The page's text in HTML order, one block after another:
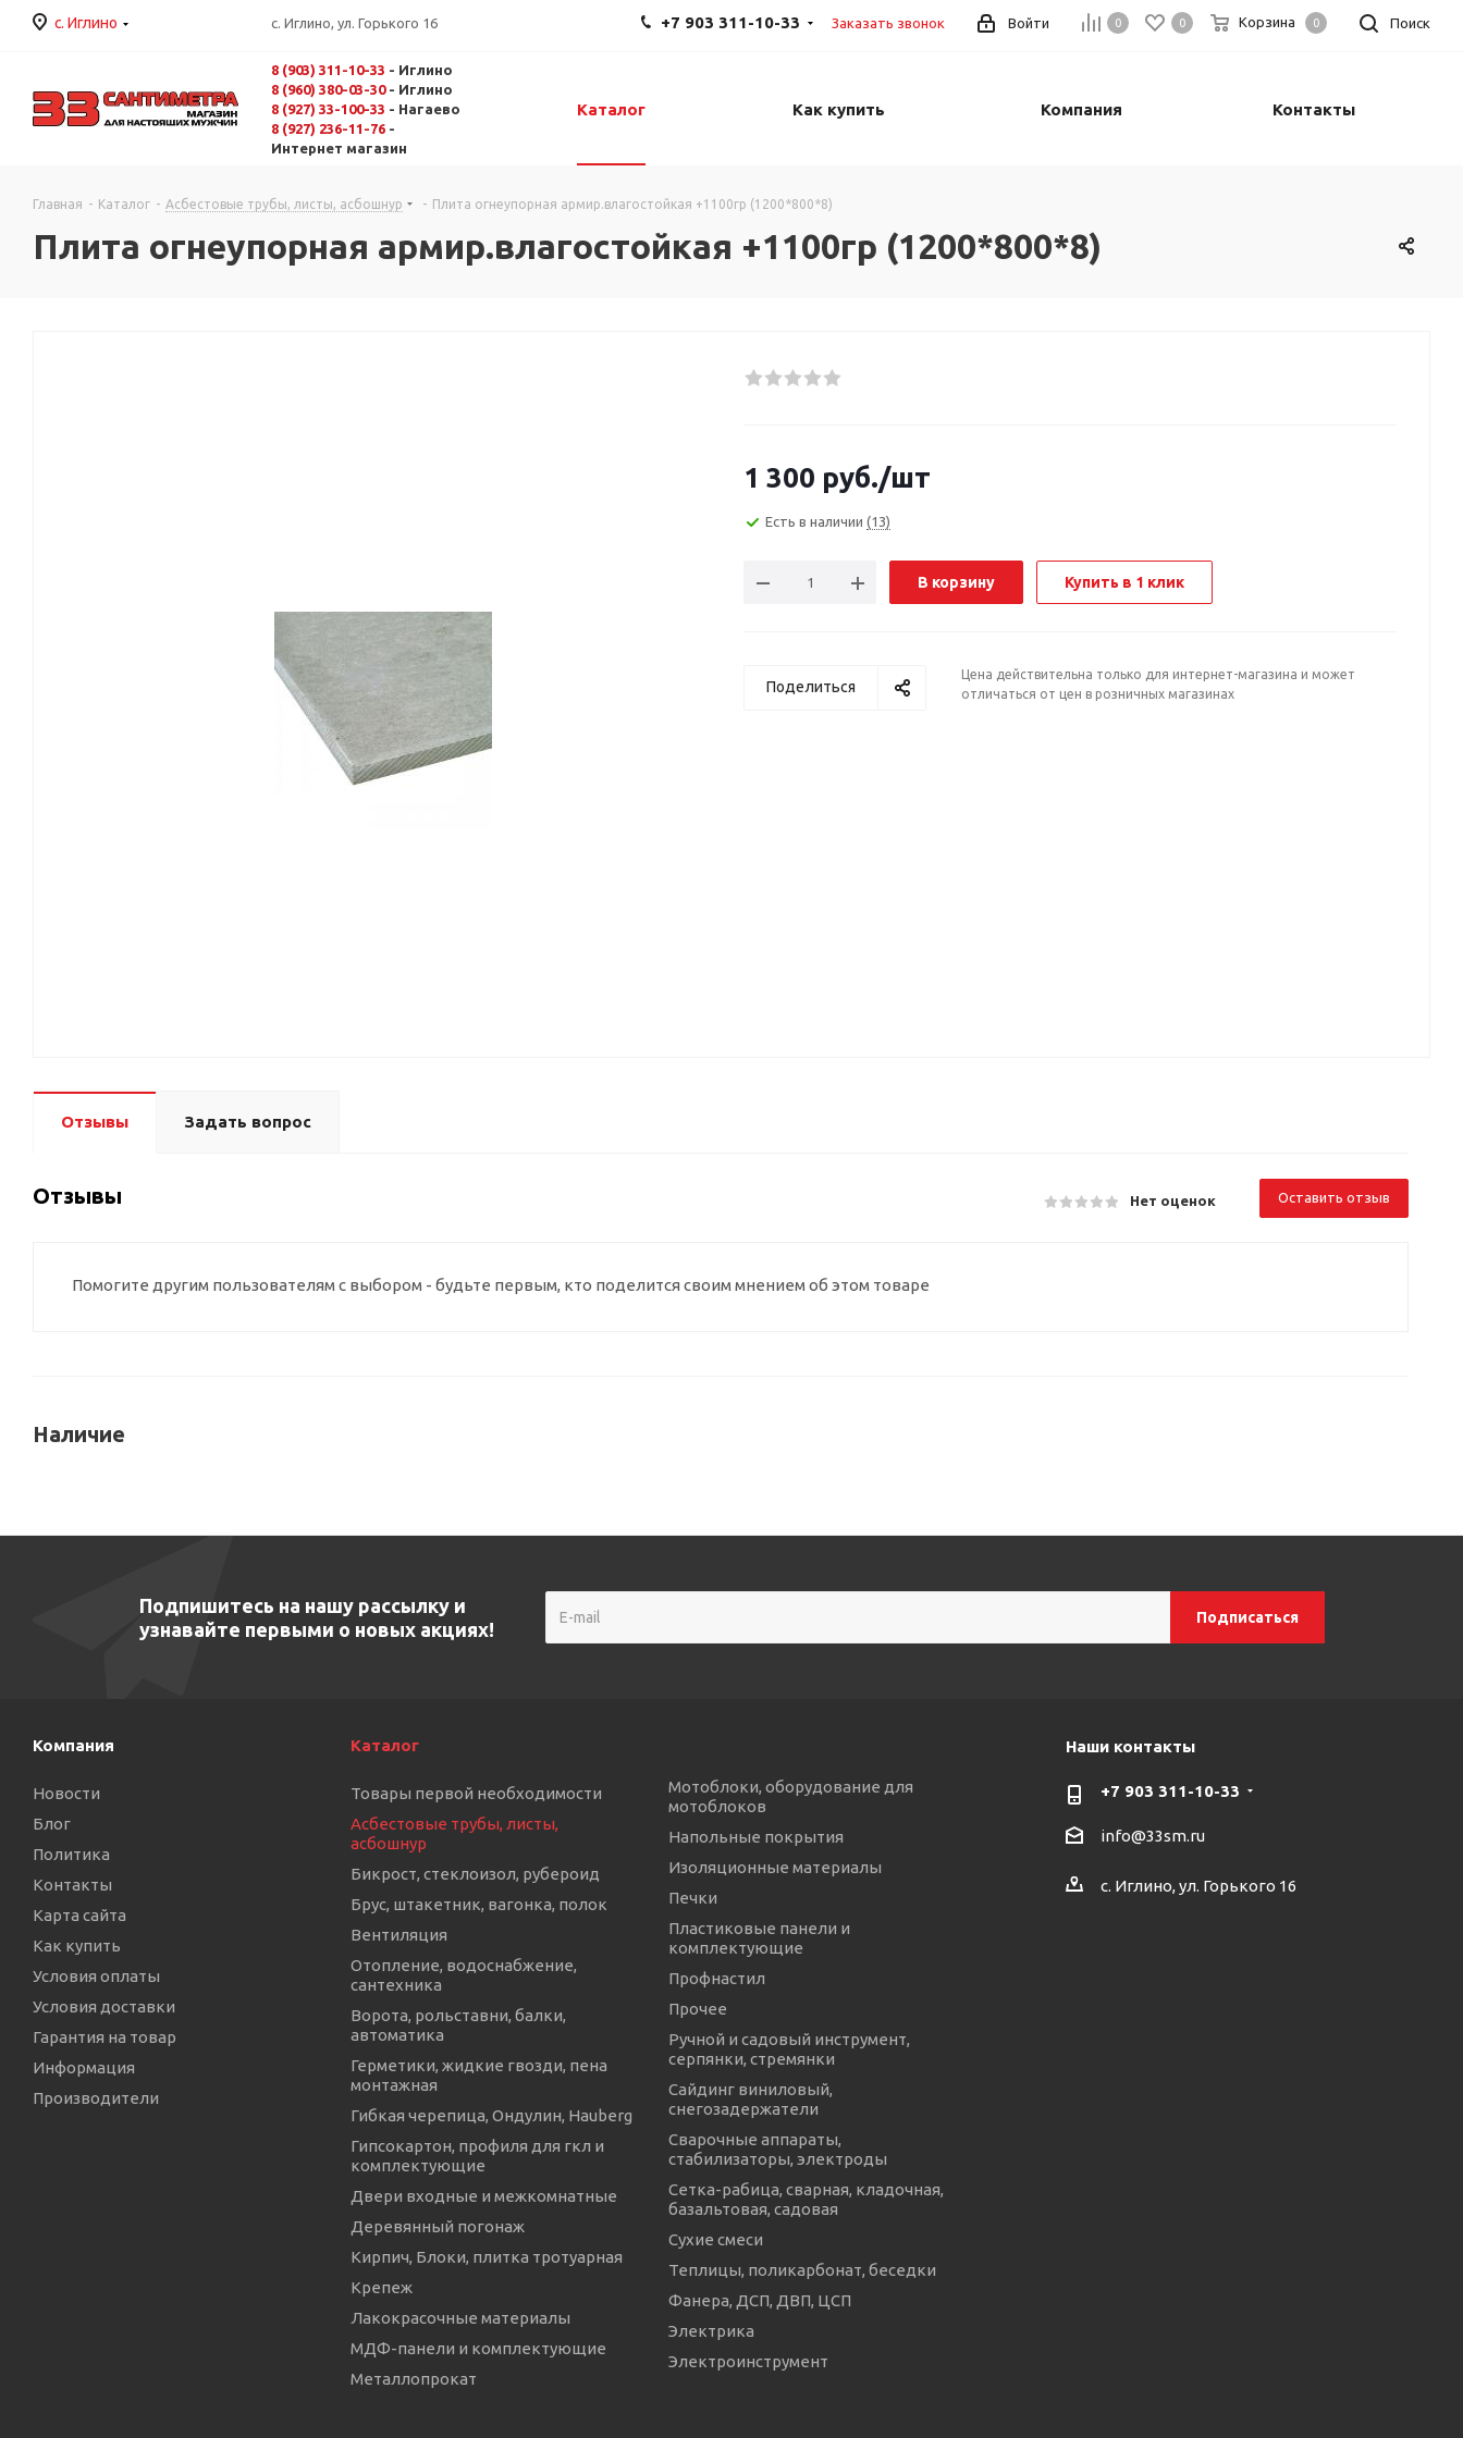
с. Иглино с. Иглино, ул. Горького 16 Поиск
0 0 Корзина 0
Войти
+7 903 311-10-33 Заказать звонок
8 (903) 311-10-33 - Иглино
8 (960) 380-03-30- Иглино
8 (927) 33-100-33 - Нагаево
8 (927) 236-11-76 -
Интернет магазин
Каталог Как купить Компания Контакты
Главная - Каталог - Асбестовые трубы, листы, асбошнур - Плита огнеупорная армир.влагостойкая +1100гр (1200*800*8)
Плита огнеупорная армир.влагостойкая +1100гр (1200*800*8)
1 300 руб./шт
Есть в наличии (13)
В корзину Купить в 1 клик
Поделиться
Цена действительна только для интернет-магазина и может
отличаться от цен в розничных магазинах
Отзывы Задать вопрос
Отзывы Нет оценок Оставить отзыв
Помогите другим пользователям с выбором - будьте первым, кто поделится своим мнением об этом товаре
Наличие
Подпишитесь на нашу рассылку и
узнавайте первыми о новых акциях!
Компания
Новости
Блог
Политика
Контакты
Карта сайта
Как купить
Условия оплаты
Условия доставки
Гарантия на товар
Информация
Производители
Каталог
Товары первой необходимости
Асбестовые трубы, листы,
асбошнур
Бикрост, стеклоизол, рубероид
Брус, штакетник, вагонка, полок
Вентиляция
Отопление, водоснабжение,
сантехника
Ворота, рольставни, балки,
автоматика
Герметики, жидкие гвозди, пена
монтажная
Гибкая черепица, Ондулин, Hauberg
Гипсокартон, профиля для гкл и
комплектующие
Двери входные и межкомнатные
Деревянный погонаж
Кирпич, Блоки, плитка тротуарная
Крепеж
Лакокрасочные материалы
МДФ-панели и комплектующие
Металлопрокат
Мотоблоки, оборудование для
мотоблоков
Напольные покрытия
Изоляционные материалы
Печки
Пластиковые панели и
комплектующие
Профнастил
Прочее
Ручной и садовый инструмент,
серпянки, стремянки
Сайдинг виниловый,
снегозадержатели
Сварочные аппараты,
стабилизаторы, электроды
Сетка-рабица, сварная, кладочная,
базальтовая, садовая
Сухие смеси
Теплицы, поликарбонат, беседки
Фанера, ДСП, ДВП, ЦСП
Электрика
Электроинструмент
Наши контакты
+7 903 311-10-33
info@33sm.ru
с. Иглино, ул. Горького 16